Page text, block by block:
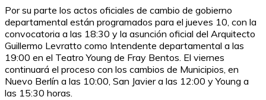
Por su parte los actos oficiales de cambio de gobierno
departamental están programados para el jueves 10, con la
convocatoria a las 18:30 y la asunción oficial del Arquitecto
Guillermo Levratto como Intendente departamental a las
19:00 en el Teatro Young de Fray Bentos. El viernes
continuará el proceso con los cambios de Municipios, en
Nuevo Berlín a las 10:00, San Javier a las 12:00 y Young a
las 15:30 horas.